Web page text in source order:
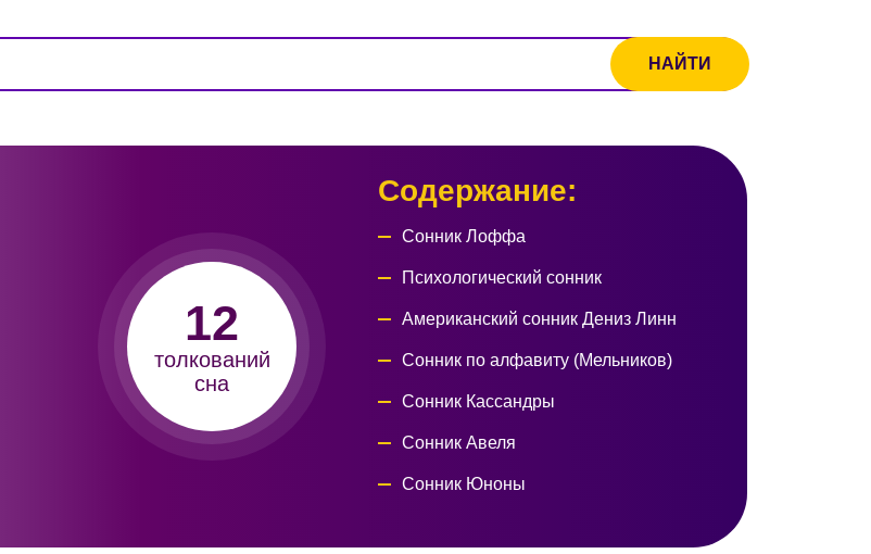
12
толкований
сна
Содержание:
Сонник Лоффа
Психологический сонник
Американский сонник Дениз Линн
Сонник по алфавиту (Мельников)
Сонник Кассандры
Сонник Авеля
Сонник Юноны